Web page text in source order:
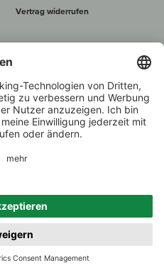
Vertrag widerrufen
Alle Preise inkl. MwSt., zzgl. 5 €
60 € versand­kosten­
Beratung unter
Weinhändler
des Jahres 2022
Zurück